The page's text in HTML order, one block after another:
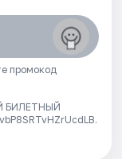
промокод
БИЛЕТНЫЙ